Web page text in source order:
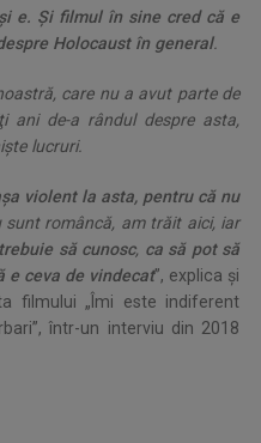
e. Şi filmul în sine cred că e
Holocaust în general.
care nu a avut parte de
ani de-a rândul despre asta,
lucruri.
violent la asta, pentru că nu
sunt româncă, am trăit aici, iar
să cunosc, ca să pot să
e ceva de vindecat”, explica și
filmului „Îmi este indiferent
într-un interviu din 2018